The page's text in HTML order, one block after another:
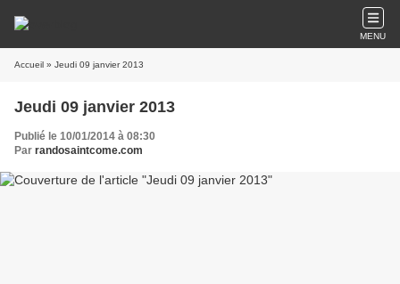
MENU
Accueil » Jeudi 09 janvier 2013
Jeudi 09 janvier 2013
Publié le 10/01/2014 à 08:30
Par randosaintcome.com